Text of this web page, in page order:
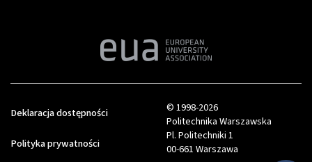
© 1998-2026
Politechnika Warszawska
Pl. Politechniki 1
00-661 Warszawa
Deklaracja dostępności
Polityka prywatności